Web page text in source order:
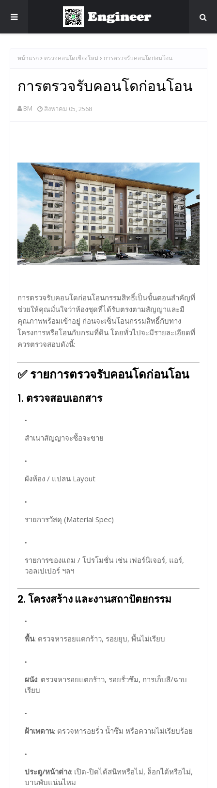
หน้าแรก ตรวจคอนโดเชียงใหม่ การตรวจรับคอนโดก่อนโอน
การตรวจรับคอนโดก่อนโอน
BM สิงหาคม 05, 2568
การตรวจรับคอนโดก่อนโอนกรรมสิทธิ์เป็นขั้นตอนสำคัญที่
ช่วยให้คุณมั่นใจว่าห้องชุดที่ได้รับตรงตามสัญญาและมี
คุณภาพพร้อมเข้าอยู่ ก่อนจะเซ็นโอนกรรมสิทธิ์กับทาง
โครงการหรือโอนกับกรมที่ดิน โดยทั่วไปจะมีรายละเอียดที่
ควรตรวจสอบดังนี้:
✅รายการตรวจรับคอนโดก่อนโอน
1. ตรวจสอบเอกสาร
สำเนาสัญญาจะซื้อจะขาย
ผังห้อง / แปลน Layout
รายการวัสดุ (Material Spec)
รายการของแถม / โปรโมชั่น เช่น เฟอร์นิเจอร์, แอร์,
วอลเปเปอร์ ฯลฯ
2. โครงสร้าง และงานสถาปัตยกรรม
พื้น: ตรวจหารอยแตกร้าว, รอยยุบ, พื้นไม่เรียบ
ผนัง: ตรวจหารอยแตกร้าว, รอยรั่วซึม, การเก็บสี/ฉาบ
เรียบ
ฝ้าเพดาน: ตรวจหารอยรั่ว น้ำซึม หรือความไม่เรียบร้อย
ประตู/หน้าต่าง: เปิด-ปิดได้สนิทหรือไม่, ล็อกได้หรือไม่,
บานพับแน่นไหม